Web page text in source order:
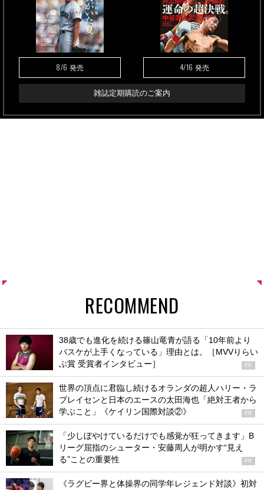
8/6 発売 4/16 発売
雑誌定期購読のご案内
RECOMMEND
38歳でも進化を続ける篠山竜青が語る「10年前より
バスケが上手くなっている」理由とは。［MVVりらい
ぶ賞 受賞者インタビュー］
PR
世界の頂点に君臨し続けるオランダの超人ハリー・ラ
ブレイセンと日本のエースの太田海也「絶対王者から
学ぶこと」《ケイリン国際対談②》
PR
「少しぼやけているだけでも感覚が狂ってきます」B
リーグ屈指のシューター・安藤周人が明かす“見え
る”ことの重要性
PR
《ラグビー界と体操界の同学年レジェンド対談》初対